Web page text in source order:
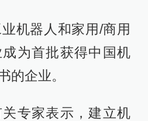
机器人和家用/商用
为首批获得中国机
的企业。
专家表示，建立机